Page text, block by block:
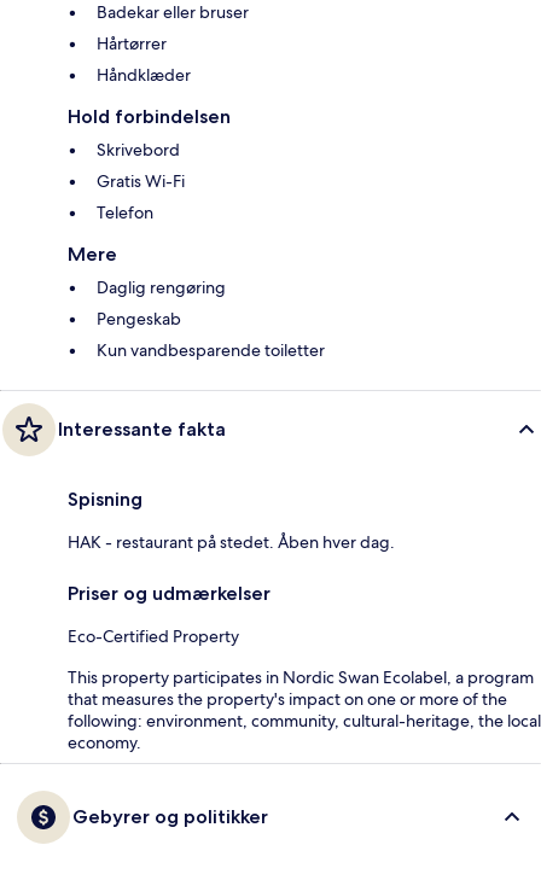
Badekar eller bruser
Hårtørrer
Håndklæder
Hold forbindelsen
Skrivebord
Gratis Wi-Fi
Telefon
Mere
Daglig rengøring
Pengeskab
Kun vandbesparende toiletter
Interessante fakta
Spisning
HAK - restaurant på stedet. Åben hver dag.
Priser og udmærkelser
Eco-Certified Property
This property participates in Nordic Swan Ecolabel, a program
that measures the property's impact on one or more of the
following: environment, community, cultural-heritage, the local
economy.
Gebyrer og politikker